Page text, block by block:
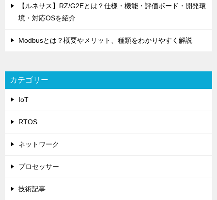
【ルネサス】RZ/G2Eとは？仕様・機能・評価ボード・開発環
境・対応OSを紹介
Modbusとは？概要やメリット、種類をわかりやすく解説
カテゴリー
IoT
RTOS
ネットワーク
プロセッサー
技術記事